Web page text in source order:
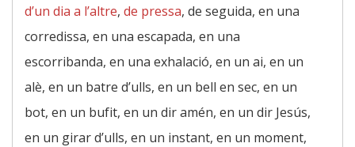
d’un dia a l’altre, de pressa, de seguida, en una
corredissa, en una escapada, en una
escorribanda, en una exhalació, en un ai, en un
alè, en un batre d’ulls, en un bell en sec, en un
bot, en un bufit, en un dir amén, en un dir Jesús,
en un girar d’ulls, en un instant, en un moment,